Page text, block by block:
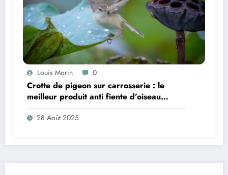
Louis Morin 0
Crotte de pigeon sur carrosserie : le
meilleur produit anti fiente d’oiseau
voiture pour nettoyer facilement les
fientes de pigeons
28 Août 2025